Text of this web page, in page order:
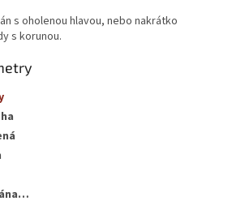
s oholenou hlavou, nebo nakrátko
s korunou.